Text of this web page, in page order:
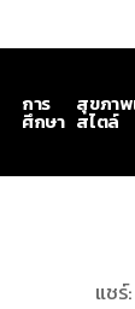
การ
ศึกษา
สุขภา
สไตล์
แชร์: